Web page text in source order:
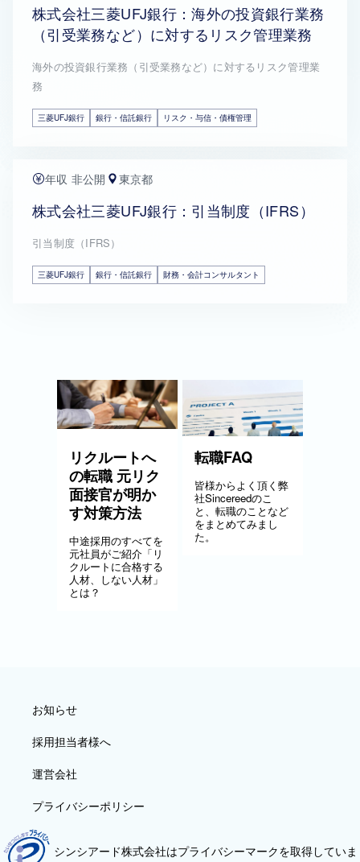
株式会社三菱UFJ銀行：海外の投資銀行業務
（引受業務など）に対するリスク管理業務
海外の投資銀行業務（引受業務など）に対するリスク管理業
務
三菱UFJ銀行 銀行・信託銀行 リスク・与信・債権管理
年収 非公開 東京都
株式会社三菱UFJ銀行：引当制度（IFRS）
引当制度（IFRS）
三菱UFJ銀行 銀行・信託銀行 財務・会計コンサルタント
リクルートへ
の転職 元リク
面接官が明か
す対策方法
中途採用のすべてを
元社員がご紹介「リ
クルートに合格する
人材、しない人材」
とは？
転職FAQ
皆様からよく頂く弊
社Sincereedのこ
と、転職のことなど
をまとめてみまし
た。
お知らせ
採用担当者様へ
運営会社
プライバシーポリシー
シンシアード株式会社はプライバシーマークを取得していま